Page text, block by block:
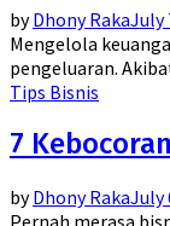
byDhony RakaJuly
Mengelola
pengeluaran.
Tips Bisnis
7
byDhony RakaJuly